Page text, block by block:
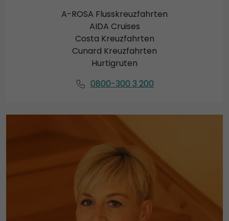
A-ROSA Flusskreuzfahrten
AIDA Cruises
Costa Kreuzfahrten
Cunard Kreuzfahrten
Hurtigruten
0800-300 3 200